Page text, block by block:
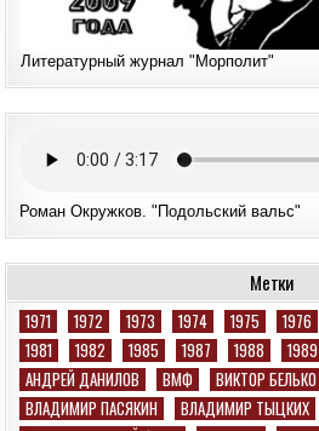
Литературный журнал "Морполит"
Роман Окружков. "Подольский вальс"
Метки
1971 1972 1973 1974 1975 1976
1981
1982 1985 1987 1988 1989
АНДРЕЙ ДАНИЛОВ
ВМФ ВИКТОР БЕЛЬКО
ВЛАДИМИР ПАСЯКИН
ВЛАДИМИР ТЫЦКИХ